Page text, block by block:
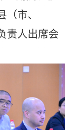
市、
责人出席会